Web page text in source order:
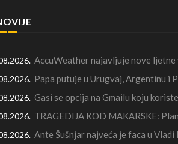
AccuWeather najavljuje nove ljetne
Papa putuje u Urugvaj, Argentinu i
Gasi se opcija na Gmailu koju
TRAGEDIJA KOD MAKARSKE:
Ante Šušnjar najveća je faca u